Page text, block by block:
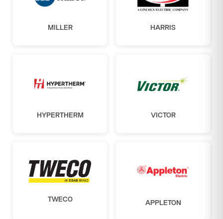
MILLER HARRIS
HYPERTHERM VICTOR
TWECO APPLETON